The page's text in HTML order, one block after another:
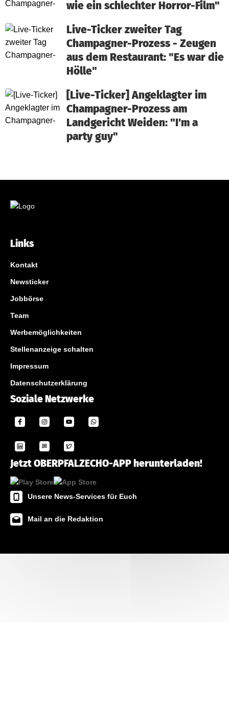
wie ein schlechter Horror-Film"
Live-Ticker zweiter Tag
Champagner-Prozess - Zeugen
aus dem Restaurant: "Es war die
Hölle"
[Live-Ticker] Angeklagter im
Champagner-Prozess am
Landgericht Weiden: "I'm a
party guy"
Links
Kontakt
Newsticker
Jobbörse
Team
Werbemöglichkeiten
Stellenanzeige schalten
Impressum
Datenschutzerklärung
Soziale Netzwerke
Jetzt OBERPFALZECHO-APP herunterladen!
Unsere News-Services für Euch
Mail an die Redaktion